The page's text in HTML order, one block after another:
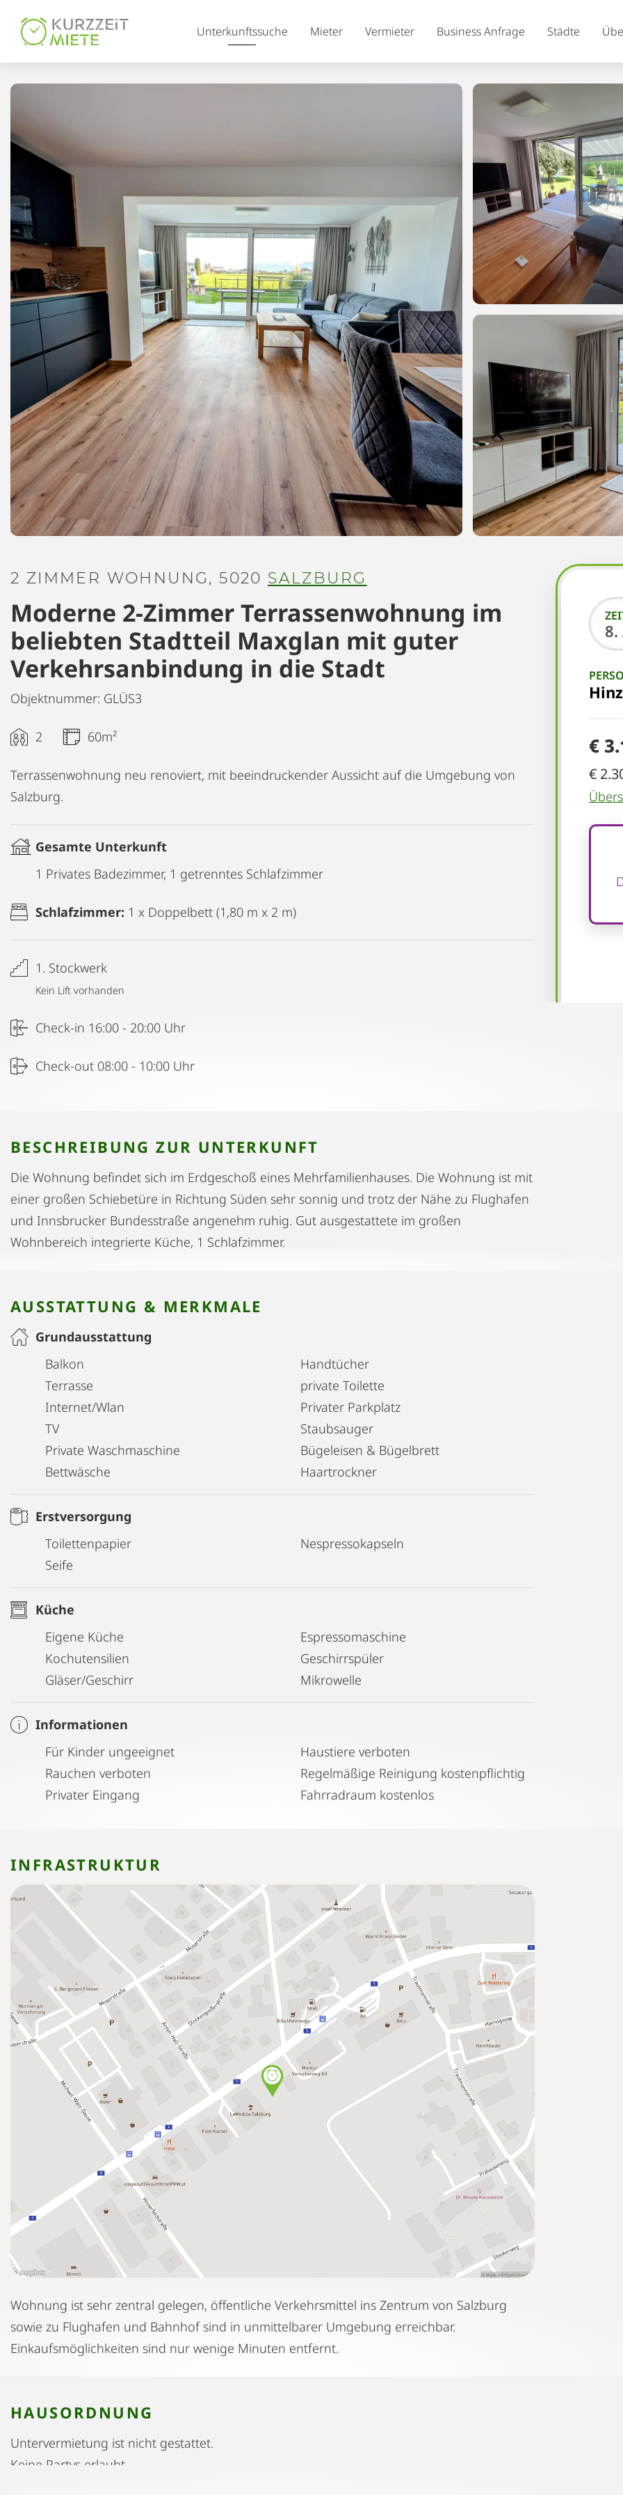
Unterkunftssuche Mieter Vermieter Business Anfrage Städte
€
€
2 ZIMMER WOHNUNG, 5020 SALZBURG
Moderne 2-Zimmer Terrassenwohnung im
beliebten Stadtteil Maxglan mit guter
Verkehrsanbindung in die Stadt
Objektnummer: GLÜS3
2 60m²
Terrassenwohnung neu renoviert, mit beeindruckender Aussicht auf die Umgebung von
Salzburg.
Gesamte Unterkunft
1 Privates Badezimmer, 1 getrenntes Schlafzimmer
Schlafzimmer: 1 x Doppelbett (1,80 m x 2 m)
1. Stockwerk
Kein Lift vorhanden
Check-in 16:00 - 20:00 Uhr
Check-out 08:00 - 10:00 Uhr
BESCHREIBUNG ZUR UNTERKUNFT
Die Wohnung befindet sich im Erdgeschoß eines Mehrfamilienhauses. Die Wohnung ist mit
einer großen Schiebetüre in Richtung Süden sehr sonnig und trotz der Nähe zu Flughafen
und Innsbrucker Bundesstraße angenehm ruhig. Gut ausgestattete im großen
Wohnbereich integrierte Küche, 1 Schlafzimmer.
AUSSTATTUNG & MERKMALE
Grundausstattung
Balkon
Terrasse
Internet/Wlan
TV
Private Waschmaschine
Bettwäsche
Handtücher
private Toilette
Privater Parkplatz
Staubsauger
Bügeleisen & Bügelbrett
Haartrockner
Erstversorgung
Toilettenpapier
Seife
Nespressokapseln
Küche
Eigene Küche
Kochutensilien
Gläser/Geschirr
Espressomaschine
Geschirrspüler
Mikrowelle
Informationen
Für Kinder ungeeignet
Rauchen verboten
Privater Eingang
Haustiere verboten
Regelmäßige Reinigung kostenpflichtig
Fahrradraum kostenlos
INFRASTRUKTUR
Wohnung ist sehr zentral gelegen, öffentliche Verkehrsmittel ins Zentrum von Salzburg
sowie zu Flughafen und Bahnhof sind in unmittelbarer Umgebung erreichbar.
Einkaufsmöglichkeiten sind nur wenige Minuten entfernt.
HAUSORDNUNG
Untervermietung ist nicht gestattet.
Keine Partys erlaubt.